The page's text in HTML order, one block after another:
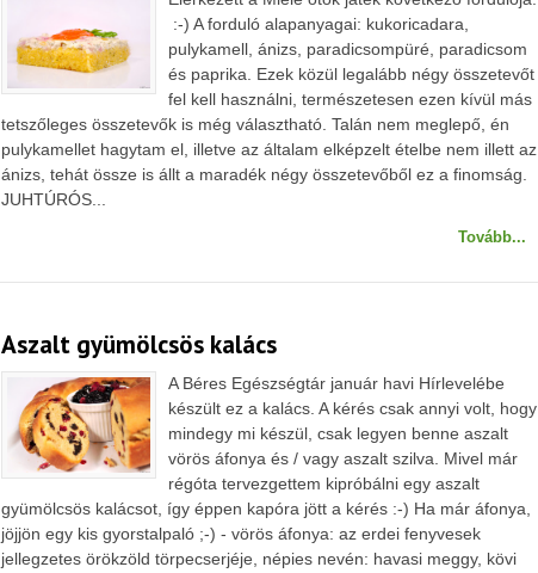
:-) A forduló alapanyagai: kukoricadara,
pulykamell, ánizs, paradicsompüré, paradicsom
és paprika. Ezek közül legalább négy összetevőt
fel kell használni, természetesen ezen kívül más
tetszőleges összetevők is még választható. Talán nem meglepő, én
pulykamellet hagytam el, illetve az általam elképzelt ételbe nem illett az
ánizs, tehát össze is állt a maradék négy összetevőből ez a finomság.
JUHTÚRÓS...
Tovább...
Aszalt gyümölcsös kalács
A Béres Egészségtár január havi Hírlevelébe
készült ez a kalács. A kérés csak annyi volt, hogy
mindegy mi készül, csak legyen benne aszalt
vörös áfonya és / vagy aszalt szilva. Mivel már
régóta tervezgettem kipróbálni egy aszalt
gyümölcsös kalácsot, így éppen kapóra jött a kérés :-) Ha már áfonya,
jöjjön egy kis gyorstalpaló ;-) - vörös áfonya: az erdei fenyvesek
jellegzetes örökzöld törpecserjéje, népies nevén: havasi meggy, kövi